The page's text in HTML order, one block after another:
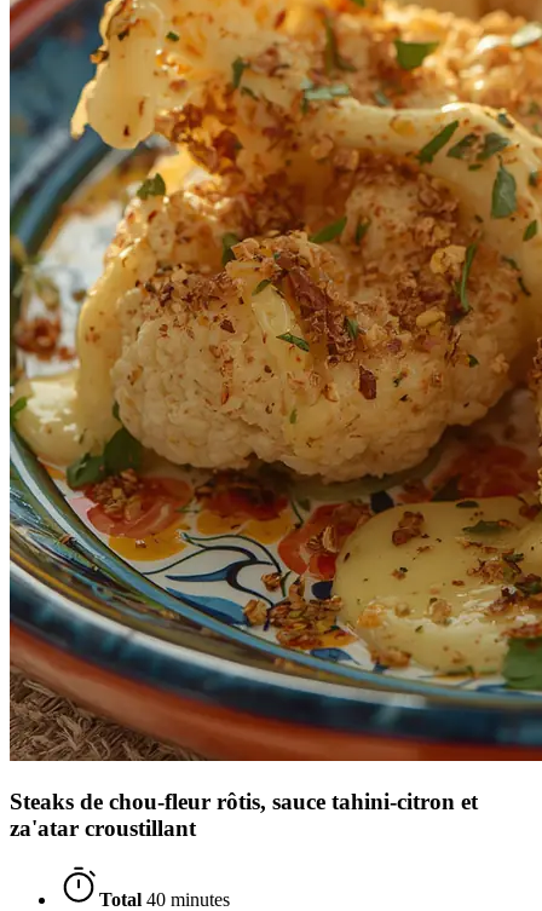
Steaks de chou-fleur rôtis, sauce tahini-citron et
za'atar croustillant
Total 40 minutes